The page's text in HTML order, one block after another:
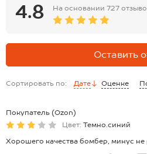
4.8 На основании 727
Оставить
Сортировать по: Дате Оценке
Покупатель (Ozon)
Цвет: Темно.синий
Хорошего качества бомбер, минус не